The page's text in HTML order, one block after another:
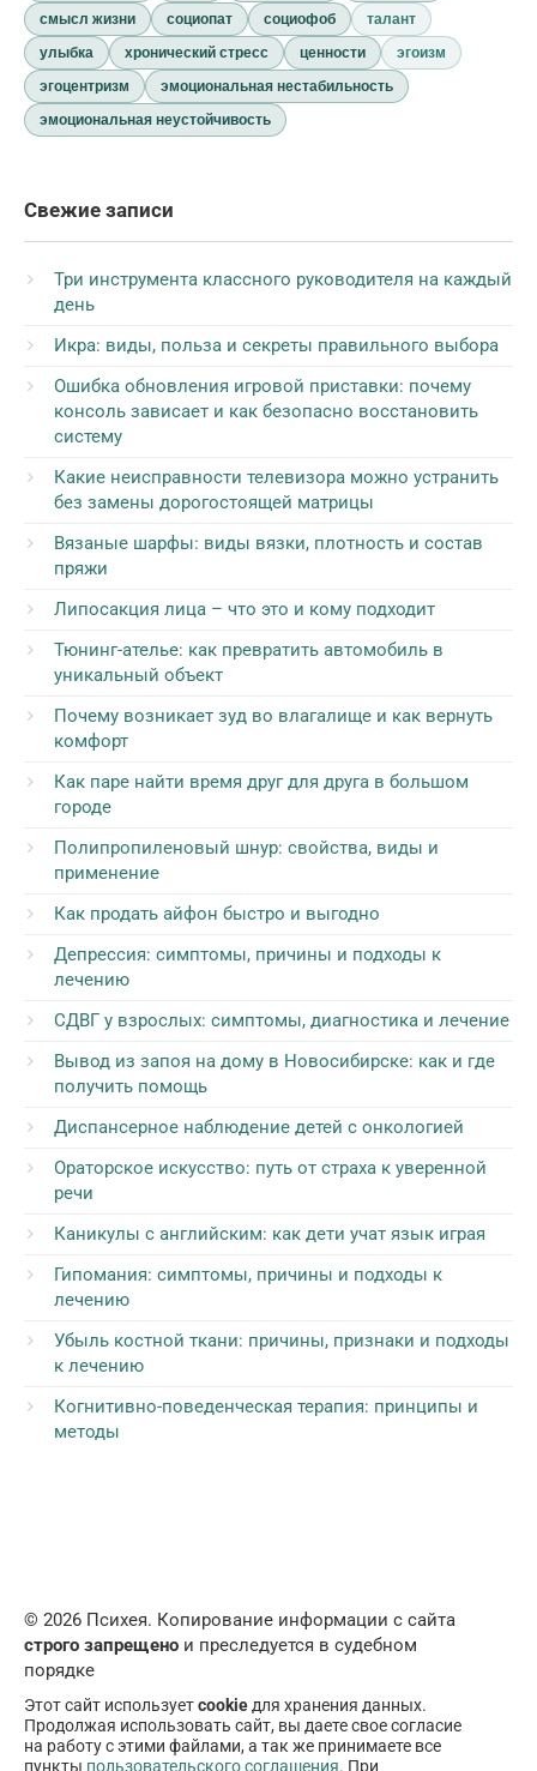
смысл жизни
социопат социофоб
талант
улыбка
хронический стресс ценности
эгоизм
эгоцентризм
эмоциональная нестабильность
эмоциональная неустойчивость
Свежие записи
Три инструмента классного руководителя на каждый
день
Икра: виды, польза и секреты правильного выбора
Ошибка обновления игровой приставки: почему
консоль зависает и как безопасно восстановить
систему
Какие неисправности телевизора можно устранить
без замены дорогостоящей матрицы
Вязаные шарфы: виды вязки, плотность и состав
пряжи
Липосакция лица – что это и кому подходит
Тюнинг-ателье: как превратить автомобиль в
уникальный объект
Почему возникает зуд во влагалище и как вернуть
комфорт
Как паре найти время друг для друга в большом
городе
Полипропиленовый шнур: свойства, виды и
применение
Как продать айфон быстро и выгодно
Депрессия: симптомы, причины и подходы к
лечению
СДВГ у взрослых: симптомы, диагностика и лечение
Вывод из запоя на дому в Новосибирске: как и где
получить помощь
Диспансерное наблюдение детей с онкологией
Ораторское искусство: путь от страха к уверенной
речи
Каникулы с английским: как дети учат язык играя
Гипомания: симптомы, причины и подходы к
лечению
Убыль костной ткани: причины, признаки и подходы
к лечению
Когнитивно-поведенческая терапия: принципы и
методы
© 2026 Психея. Копирование информации с сайта
строго запрещено и преследуется в судебном
порядке
Этот сайт используетcookie для хранения данных.
Продолжая использовать сайт, вы даете свое согласие
на работу с этими файлами, а так же принимаете все
пункты пользовательского соглашения. При